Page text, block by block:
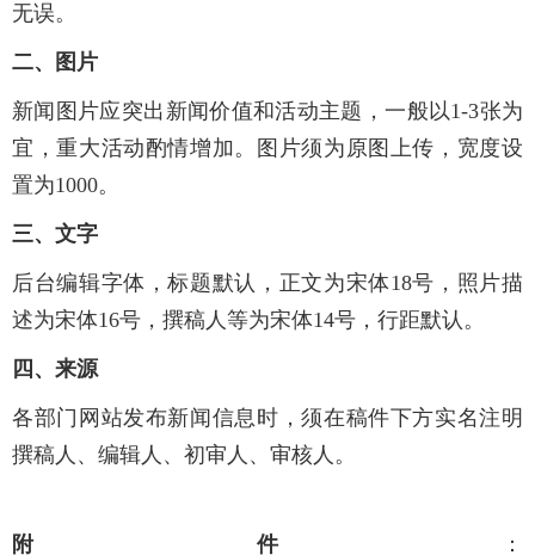
无误。
二、图片
新闻图片应突出新闻价值和活动主题，一般以1-3张为
宜，重大活动酌情增加。图片须为原图上传，宽度设
置为1000。
三、文字
后台编辑字体，标题默认，正文为宋体18号，照片描
述为宋体16号，撰稿人等为宋体14号，行距默认。
四、来源
各部门网站发布新闻信息时，须在稿件下方实名注明
撰稿人、编辑人、初审人、审核人。
附件 ：